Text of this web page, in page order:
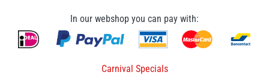
In our webshop you can pay with:
Carnival Specials